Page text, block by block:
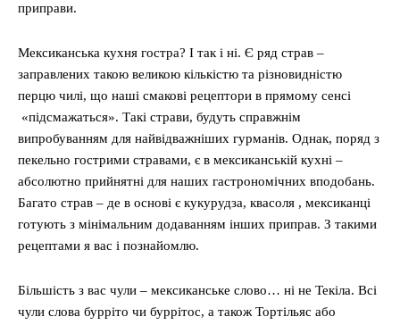
приправи.
Мексиканська кухня гостра? І так і ні. Є ряд страв –
заправлених такою великою кількістю та різновидністю
перцю чилі, що наші смакові рецептори в прямому сенсі
«підсмажаться». Такі страви, будуть справжнім
випробуванням для найвідважніших гурманів. Однак, поряд з
пекельно гострими стравами, є в мексиканській кухні –
абсолютно прийнятні для наших гастрономічних вподобань.
Багато страв – де в основі є кукурудза, квасоля , мексиканці
готують з мінімальним додаванням інших приправ. З такими
рецептами я вас і познайомлю.
Більшість з вас чули – мексиканське слово… ні не Текіла. Всі
чули слова бурріто чи буррітос, а також Тортільяс або